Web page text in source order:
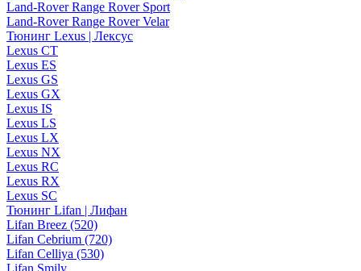
Land-Rover Range Rover Sport
Land-Rover Range Rover Velar
Тюнинг Lexus | Лексус
Lexus CT
Lexus ES
Lexus GS
Lexus GX
Lexus IS
Lexus LS
Lexus LX
Lexus NX
Lexus RC
Lexus RX
Lexus SC
Тюнинг Lifan | Лифан
Lifan Breez (520)
Lifan Cebrium (720)
Lifan Celliya (530)
Lifan Smily